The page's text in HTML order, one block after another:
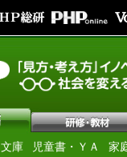
文庫 児童書・ＹＡ 家